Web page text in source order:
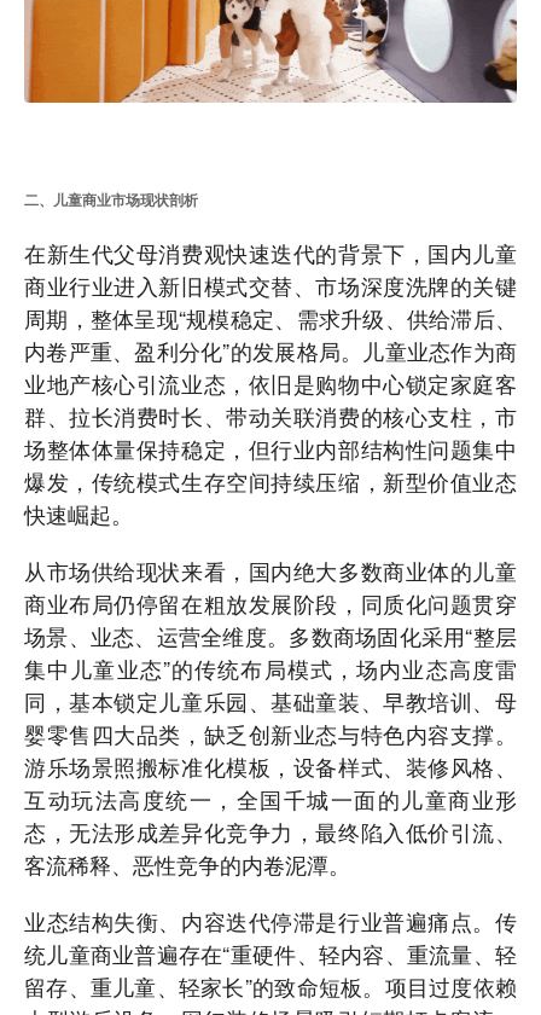
二、儿童商业市场现状剖析
在新生代父母消费观快速迭代的背景下，国内儿童
商业行业进入新旧模式交替、市场深度洗牌的关键
周期，整体呈现“规模稳定、需求升级、供给滞后、
内卷严重、盈利分化”的发展格局。儿童业态作为商
业地产核心引流业态，依旧是购物中心锁定家庭客
群、拉长消费时长、带动关联消费的核心支柱，市
场整体体量保持稳定，但行业内部结构性问题集中
爆发，传统模式生存空间持续压缩，新型价值业态
快速崛起。
从市场供给现状来看，国内绝大多数商业体的儿童
商业布局仍停留在粗放发展阶段，同质化问题贯穿
场景、业态、运营全维度。多数商场固化采用“整层
集中儿童业态”的传统布局模式，场内业态高度雷
同，基本锁定儿童乐园、基础童装、早教培训、母
婴零售四大品类，缺乏创新业态与特色内容支撑。
游乐场景照搬标准化模板，设备样式、装修风格、
互动玩法高度统一，全国千城一面的儿童商业形
态，无法形成差异化竞争力，最终陷入低价引流、
客流稀释、恶性竞争的内卷泥潭。
业态结构失衡、内容迭代停滞是行业普遍痛点。传
统儿童商业普遍存在“重硬件、轻内容、重流量、轻
留存、重儿童、轻家长”的致命短板。项目过度依赖